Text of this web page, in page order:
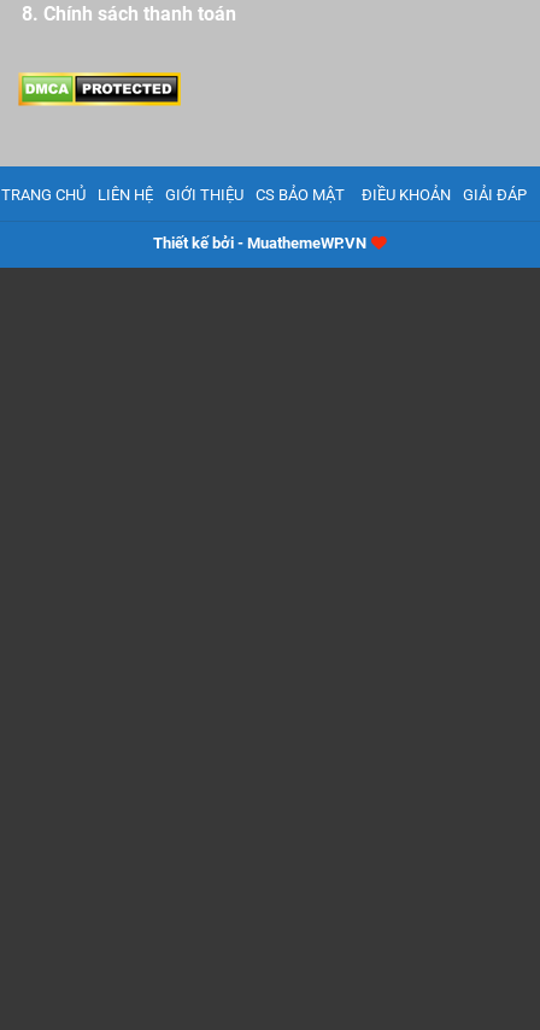
Chính sách thanh toán
TRANG CHỦ LIÊN HỆ GIỚI THIỆU CS BẢO MẬT ĐIỀU KHOẢN GIẢI ĐÁP
Thiết kế bởi - MuathemeWP.VN